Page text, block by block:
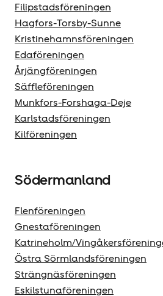
Filipstadsföreningen
Hagfors-Torsby-Sunne
Kristinehamnsföreningen
Edaföreningen
Årjängföreningen
Säffleföreningen
Munkfors-Forshaga-Deje
Karlstadsföreningen
Kilföreningen
Södermanland
Flenföreningen
Gnestaföreningen
Katrineholm/
Östra Sörmlandsföreningen
Strängnäsföreningen
Eskilstunaföreningen